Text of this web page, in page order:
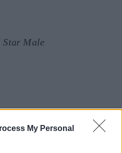
My Personal
Star Male